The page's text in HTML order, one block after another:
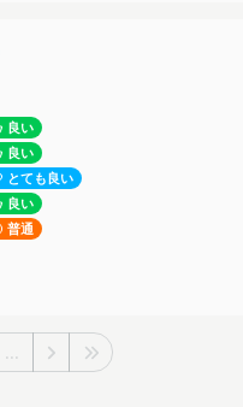
良い
良い
とても良い
良い
普通
...